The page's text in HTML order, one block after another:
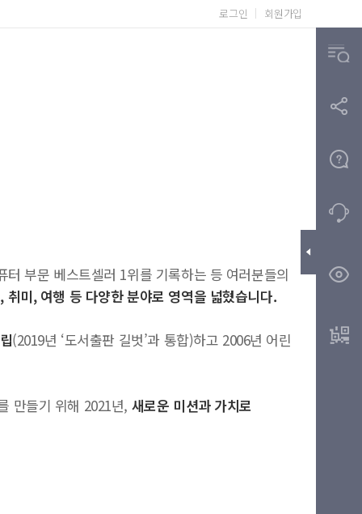
로그인 회원가입
터 부문 베스트셀러 1위를 기록하는 등 여러분들의
미, 여행 등 다양한 분야로 영역을 넓혔습니다.
(2019년 ‘도서출판 길벗’과 통합)하고 2006년 어린
만들기 위해 2021년, 새로운 미션과 가치로